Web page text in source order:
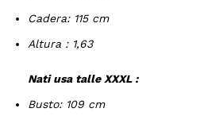
Cadera: 115 cm
Altura : 1,63
Nati usa talle XXXL :
Busto: 109 cm